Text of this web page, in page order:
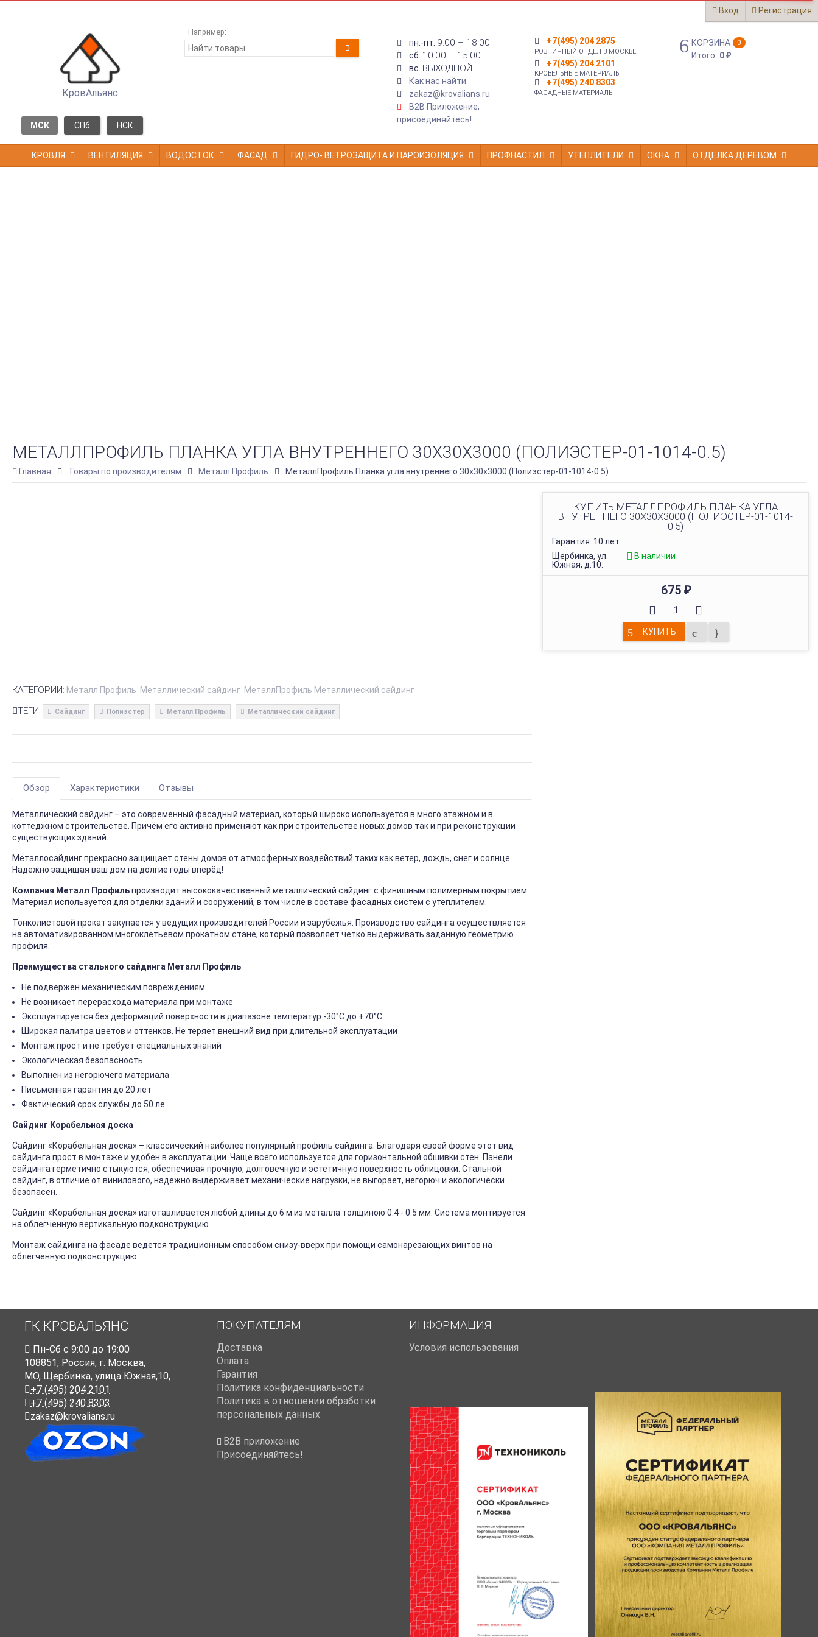
Вход Регистрация
КровАльянс
МСК СПб НСК
Например:
пн.-пт. 9:00 – 18:00
сб. 10:00 – 15:00
вс. ВЫХОДНОЙ
Как нас найти
zakaz@krovalians.ru
B2B Приложение,
присоединяйтесь!
+7(495) 204 2875
РОЗНИЧНЫЙ ОТДЕЛ В МОСКВЕ
+7(495) 204 2101
КРОВЕЛЬНЫЕ МАТЕРИАЛЫ
+7(495) 240 8303
ФАСАДНЫЕ МАТЕРИАЛЫ
КОРЗИНА 0
Итого: 0₽
КРОВЛЯ ВЕНТИЛЯЦИЯ ВОДОСТОК ФАСАД ГИДРО- ВЕТРОЗАЩИТА И ПАРОИЗОЛЯЦИЯ ПРОФНАСТИЛ УТЕПЛИТЕЛИ ОКНА ОТДЕЛКА ДЕРЕВОМ
МЕТАЛЛПРОФИЛЬ ПЛАНКА УГЛА ВНУТРЕННЕГО 30Х30Х3000 (ПОЛИЭСТЕР-01-1014-0.5)
Главная Товары по производителям Металл Профиль МеталлПрофиль Планка угла внутреннего 30х30х3000 (Полиэстер-01-1014-0.5)
КУПИТЬ МЕТАЛЛПРОФИЛЬ ПЛАНКА УГЛА
ВНУТРЕННЕГО 30Х30Х3000 (ПОЛИЭСТЕР-01-1014-
0.5)
Гарантия: 10 лет
Щербинка, ул.
Южная, д.10:
В наличии
675 ₽
КУПИТЬ
КАТЕГОРИИ: Металл Профиль Металлический сайдинг МеталлПрофиль Металлический сайдинг
ТЕГИ: Сайдинг Полиэстер Металл Профиль Металлический сайдинг
Обзор Характеристики Отзывы
Металлический сайдинг – это современный фасадный материал, который широко используется в много этажном и в
коттеджном строительстве. Причём его активно применяют как при строительстве новых домов так и при реконструкции
существующих зданий.
Металлосайдинг прекрасно защищает стены домов от атмосферных воздействий таких как ветер, дождь, снег и солнце.
Надежно защищая ваш дом на долгие годы вперёд!
Компания Металл Профильпроизводит высококачественный металлический сайдинг с финишным полимерным покрытием.
Материал используется для отделки зданий и сооружений, в том числе в составе фасадных систем с утеплителем.
Тонколистовой прокат закупается у ведущих производителей России и зарубежья. Производство сайдинга осуществляется
на автоматизированном многоклетьевом прокатном стане, который позволяет четко выдерживать заданную геометрию
профиля.
Преимущества стального сайдинга Металл Профиль
Не подвержен механическим повреждениям
Не возникает перерасхода материала при монтаже
Эксплуатируется без деформаций поверхности в диапазоне температур -30°C до +70°C
Широкая палитра цветов и оттенков. Не теряет внешний вид при длительной эксплуатации
Монтаж прост и не требует специальных знаний
Экологическая безопасность
Выполнен из негорючего материала
Письменная гарантия до 20 лет
Фактический срок службы до 50 ле
Сайдинг Корабельная доска
Сайдинг «Корабельная доска» – классический наиболее популярный профиль сайдинга. Благодаря своей форме этот вид
сайдинга прост в монтаже и удобен в эксплуатации. Чаще всего используется для горизонтальной обшивки стен. Панели
сайдинга герметично стыкуются, обеспечивая прочную, долговечную и эстетичную поверхность облицовки. Стальной
сайдинг, в отличие от винилового, надежно выдерживает механические нагрузки, не выгорает, негорюч и экологически
безопасен.
Сайдинг «Корабельная доска» изготавливается любой длины до 6 м из металла толщиною 0.4 - 0.5 мм. Система монтируется
на облегченную вертикальную подконструкцию.
Монтаж сайдинга на фасаде ведется традиционным способом снизу-вверх при помощи самонарезающих винтов на
облегченную подконструкцию.
ГК КРОВАЛЬЯНС
Пн-Cб с 9:00 до 19:00
108851, Россия, г. Москва,
МО, Щербинка, улица Южная,10,
+7 (495) 204 2101
+7 (495) 240 8303
zakaz@krovalians.ru
ПОКУПАТЕЛЯМ
Доставка
Оплата
Гарантия
Политика конфиденциальности
Политика в отношении обработки
персональных данных
B2B приложение
Присоединяйтесь!
ИНФОРМАЦИЯ
Условия использования